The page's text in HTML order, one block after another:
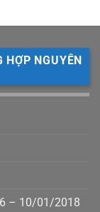
NGUYÊN
– 10/01/2018